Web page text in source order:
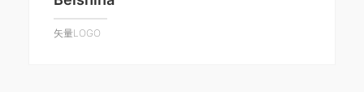
矢量LOGO